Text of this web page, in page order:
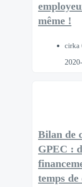
même !
cirka
Bilan de
GPEC :
temps de